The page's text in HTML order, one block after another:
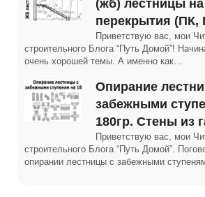
(жб) лестницы
перекрытия (ПК,
Приветствую вас, мои
строительного Блога “Путь Домой”!
очень хорошей темы. А именно как…
Опирание
забежными
180гр. Стены из
Приветствую вас, мои
строительного Блога “Путь Домой”.
опирании лестницы с забежными